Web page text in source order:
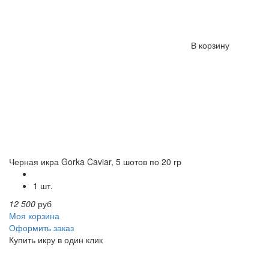
В корзину
Черная икра Gorka Caviar, 5 шотов по 20 гр
1 шт.
12 500 руб
Моя корзина
Оформить заказ
Купить икру в один клик